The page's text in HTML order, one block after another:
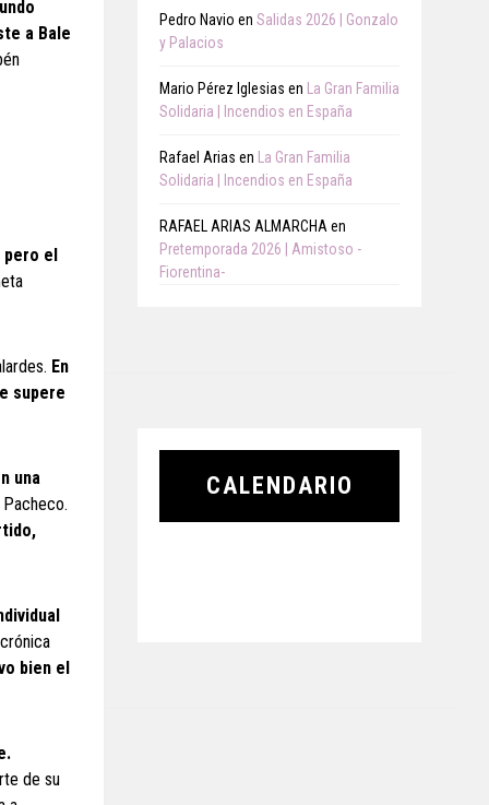
a Bale
pero el
En
supere
una
bien el
de su
Pedro Navio en Salidas 2026 | Gonzalo
y Palacios
Mario Pérez Iglesias en
La Gran Familia
Solidaria | Incendios en España
Rafael Arias en
La Gran Familia
Solidaria | Incendios en España
RAFAEL ARIAS ALMARCHA en
Pretemporada 2026 | Amistoso -
Fiorentina-
CALENDARIO